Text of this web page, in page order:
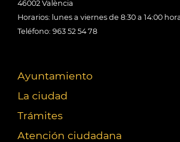
46002 València
Horarios: lunes a viernes de 8:30 a 14:00
Teléfono: 963 52 54 78
Ayuntamiento
La ciudad
Trámites
Atención ciudadana